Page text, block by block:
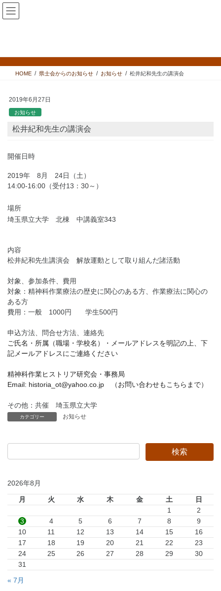
コ
ン
へ
ス
ナ
ビ
ョ
ン
HOME 県士会からのお知らせ お知らせ 松井紀和先生の講演会
2019年6月27日
お知らせ
松井紀和先生の講演会
開催日時
2019年 8月 24日（土）
14:00-16:00（受付13：30～）
場所
埼玉県立大学 北棟 中講義室343
内容
松井紀和先生講演会 解放運動として取り組んだ諸活動
対象、参加条件、費用
対象：精神科作業療法の歴史に関心のある方、作業療法に関心の
ある方
費用：一般 1000円 学生500円
申込方法、問合せ方法、連絡先
ご氏名・所属（職場・学校名）・メールアドレスを明記の上、下
記メールアドレスにご連絡ください
精神科作業ヒストリア研究会・事務局
Email: historia_ot@yahoo.co.jp （お問い合わせもこちらまで）
その他：共催 埼玉県立大学
カテゴリー お知らせ
2026年8月
月 火 水 木 金 土
日
1
2
3
4 5 6 7 8
9
10
11 12 13 14 15
16
17
18 19 20 21 22
23
24
25 26 27 28 29
30
31
« 7月